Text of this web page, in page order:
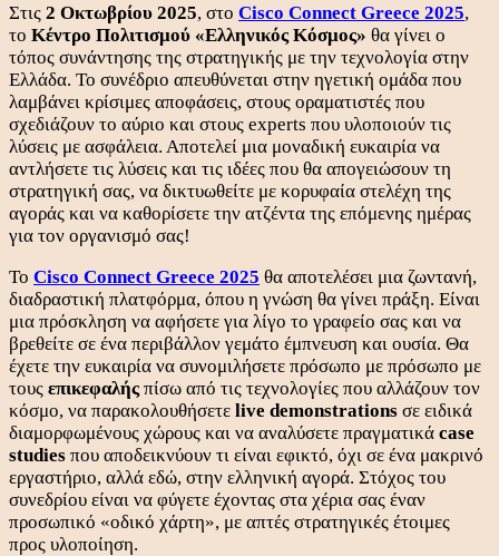
Στις 2 Οκτωβρίου 2025, στο Cisco Connect Greece 2025,
το Κέντρο Πολιτισμού «Ελληνικός Κόσμος» θα γίνει ο
τόπος συνάντησης της στρατηγικής με την τεχνολογία στην
Ελλάδα. Το συνέδριο απευθύνεται στην ηγετική ομάδα που
λαμβάνει κρίσιμες αποφάσεις, στους οραματιστές που
σχεδιάζουν το αύριο και στους experts που υλοποιούν τις
λύσεις με ασφάλεια. Αποτελεί μια μοναδική ευκαιρία να
αντλήσετε τις λύσεις και τις ιδέες που θα απογειώσουν τη
στρατηγική σας, να δικτυωθείτε με κορυφαία στελέχη της
αγοράς και να καθορίσετε την ατζέντα της επόμενης ημέρας
για τον οργανισμό σας!
Το Cisco Connect Greece 2025 θα αποτελέσει μια ζωντανή,
διαδραστική πλατφόρμα, όπου η γνώση θα γίνει πράξη. Είναι
μια πρόσκληση να αφήσετε για λίγο το γραφείο σας και να
βρεθείτε σε ένα περιβάλλον γεμάτο έμπνευση και ουσία. Θα
έχετε την ευκαιρία να συνομιλήσετε πρόσωπο με πρόσωπο με
τους επικεφαλήςπίσω από τις τεχνολογίες που αλλάζουν τον
κόσμο, να παρακολουθήσετε live demonstrations σε ειδικά
διαμορφωμένους χώρους και να αναλύσετε πραγματικά case
studies που αποδεικνύουν τι είναι εφικτό, όχι σε ένα μακρινό
εργαστήριο, αλλά εδώ, στην ελληνική αγορά. Στόχος του
συνεδρίου είναι να φύγετε έχοντας στα χέρια σας έναν
προσωπικό «οδικό χάρτη», με απτές στρατηγικές έτοιμες
προς υλοποίηση.